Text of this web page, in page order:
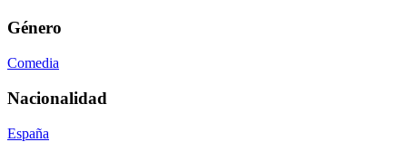
Género
Comedia
Nacionalidad
España